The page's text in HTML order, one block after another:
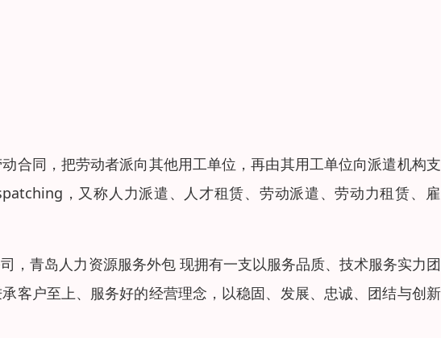
合同，把劳动者派向其他用工单位，再由其用工单位向派遣机构
，又称人力派遣、人才租赁、劳动派遣、劳动力租赁、
，青岛人力资源服务外包 现拥有一支以服务品质、技术服务实力
客户至上、服务好的经营理念，以稳固、发展、忠诚、团结与创